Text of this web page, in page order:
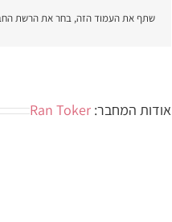
שתף את העמוד הזה, בחר את הרשת
אודות המחבר: Ran Toker